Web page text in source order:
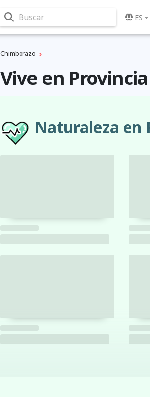
Buscar ES
Chimborazo
Vive en
Naturaleza en